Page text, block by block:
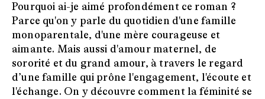
Pourquoi ai-je aimé profondément ce roman ?
Parce qu'on y parle du quotidien d'une famille
monoparentale, d'une mère courageuse et
aimante. Mais aussi d'amour maternel, de
sororité et du grand amour, à travers le regard
d’une famille qui prône l'engagement, l'écoute et
l'échange. On y découvre comment la féminité se